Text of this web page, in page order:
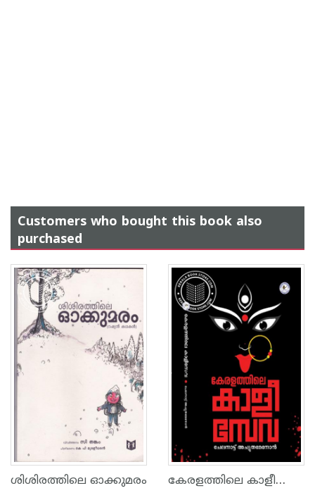
Customers who bought this book also
purchased
ശിശിരത്തിലെ ഓക്കുമരം കേരളത്തിലെ കാളീസേവ